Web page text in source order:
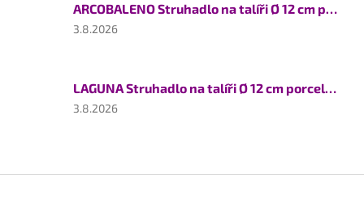
5
hvězdiček.
ARCOBALENO Struhadlo na talíři Ø 12 cm porcelán
Hodnocení
z
5
3.8.2026
LAGUNA Struhadlo na talíři Ø 12 cm porcelán
Hodnocení
3.8.2026